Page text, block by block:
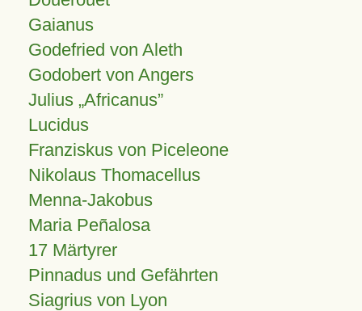
Gaianus
Godefried von Aleth
Godobert von Angers
Julius Africanus
Lucidus
Franziskus von Piceleone
Nikolaus Thomacellus
Menna-Jakobus
Maria Peñalosa
17 Märtyrer
Pinnadus und Gefährten
Siagrius von Lyon